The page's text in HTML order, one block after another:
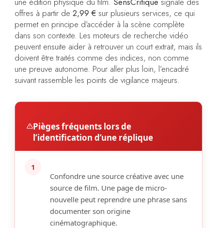
offres à partir de 2,99 € sur plusieurs services, ce qui
permet en principe d’accéder à la scène complète
dans son contexte. Les moteurs de recherche vidéo
peuvent ensuite aider à retrouver un court extrait, mais ils
doivent être traités comme des indices, non comme
une preuve autonome. Pour aller plus loin, l’encadré
suivant rassemble les points de vigilance majeurs.
Pièges fréquents lors de
l’identification d’une réplique
1
Confondre une source créative avec une
source de film. Une page de micro-
nouvelle peut reprendre une phrase sans
documenter son origine
cinématographique.